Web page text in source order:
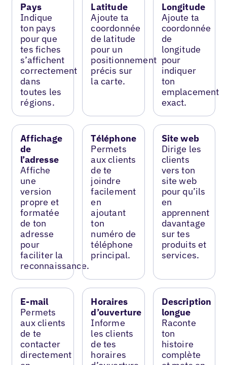
Pays
Indique
ton pays
pour que
tes fiches
s’affichent
correctement
dans
toutes les
régions.
Latitude
Ajoute ta
coordonnée
de latitude
pour un
positionnement
précis sur
la carte.
Longitude
Ajoute ta
coordonnée
de
longitude
pour
indiquer
ton
emplacement
exact.
Affichage
de
l’adresse
Affiche
une
version
propre et
formatée
de ton
adresse
pour
faciliter la
reconnaissance.
Téléphone
Permets
aux clients
de te
joindre
facilement
en
ajoutant
ton
numéro de
téléphone
principal.
Site web
Dirige les
clients
vers ton
site web
pour qu’ils
en
apprennent
davantage
sur tes
produits et
services.
E-mail
Permets
aux clients
de te
contacter
directement
Horaires
d’ouverture
Informe
les clients
de tes
horaires
Description
longue
Raconte
ton
histoire
complète